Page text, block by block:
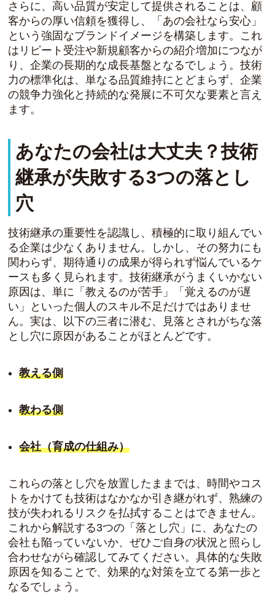
さらに、高い品質が安定して提供されることは、顧
客からの厚い信頼を獲得し、「あの会社なら安心」
という強固なブランドイメージを構築します。これ
はリピート受注や新規顧客からの紹介増加につなが
り、企業の長期的な成長基盤となるでしょう。技術
力の標準化は、単なる品質維持にとどまらず、企業
の競争力強化と持続的な発展に不可欠な要素と言え
ます。
あなたの会社は大丈夫？技術
継承が失敗する3つの落とし
穴
技術継承の重要性を認識し、積極的に取り組んでい
る企業は少なくありません。しかし、その努力にも
関わらず、期待通りの成果が得られず悩んでいるケ
ースも多く見られます。技術継承がうまくいかない
原因は、単に「教えるのが苦手」「覚えるのが遅
い」といった個人のスキル不足だけではありませ
ん。実は、以下の三者に潜む、見落とされがちな落
とし穴に原因があることがほとんどです。
教える側
教わる側
会社（育成の仕組み）
これらの落とし穴を放置したままでは、時間やコス
トをかけても技術はなかなか引き継がれず、熟練の
技が失われるリスクを払拭することはできません。
これから解説する3つの「落とし穴」に、あなたの
会社も陥っていないか、ぜひご自身の状況と照らし
合わせながら確認してみてください。具体的な失敗
原因を知ることで、効果的な対策を立てる第一歩と
なるでしょう。